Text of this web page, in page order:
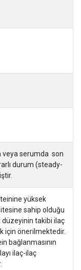
veya serumda son
durum (steady-
yüksek
sahip olduğu
takibi ilaç
için önerilmektedir.
bağlanmasının
ilaç-ilaç